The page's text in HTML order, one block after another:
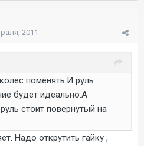
2011
поменять.И руль
будет идеально.А
стоит повернутый на
Надо открутить гайку ,